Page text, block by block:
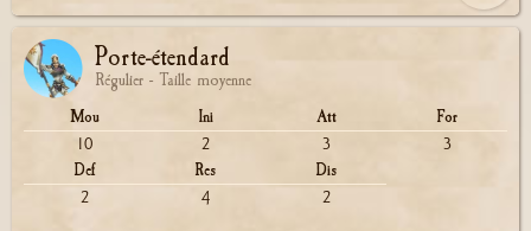
Porte-étendard
Régulier - Taille moyenne
Mou
10
Ini
2
Att
3
For
3
Def
2
Res
4
Dis
2